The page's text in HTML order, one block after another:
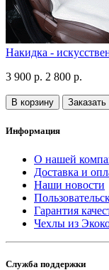
Накидка -
3 900 р. 2 800 р.
В корзину Заказать
Информация
О нашей
Доставка и
Наши новости
Гарантия
Чехлы из
Служба поддержки